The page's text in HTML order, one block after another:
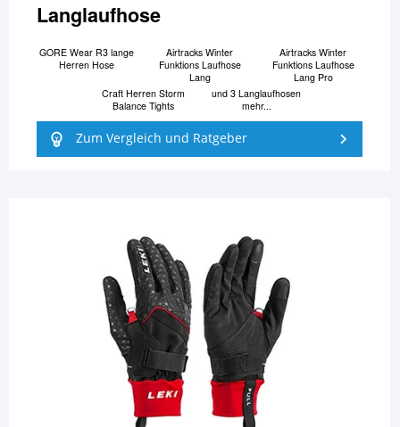
Langlaufhose
GORE Wear R3 lange
Herren Hose
Airtracks Winter
Funktions Laufhose
Lang
Airtracks Winter
Funktions Laufhose
Lang Pro
Craft Herren Storm
Balance Tights
und 3 Langlaufhosen
mehr...
Zum Vergleich und Ratgeber